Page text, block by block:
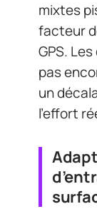
mixtes
facteur
GPS.
pas
un
l’effort